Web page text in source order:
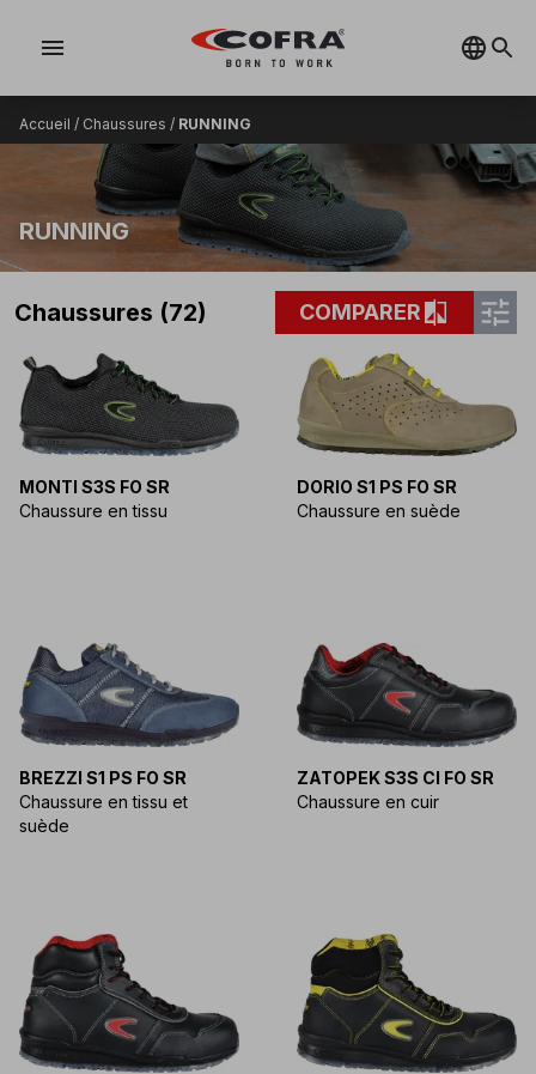
menu
Accueil / Chaussures / RUNNING
RUNNING
Chaussures (72) COMPARERcompare tune
MONTI S3S FO SR
Chaussure en tissu
DORIO S1 PS FO SR
Chaussure en suède
BREZZI S1 PS FO SR
Chaussure en tissu et
suède
ZATOPEK S3S CI FO SR
Chaussure en cuir